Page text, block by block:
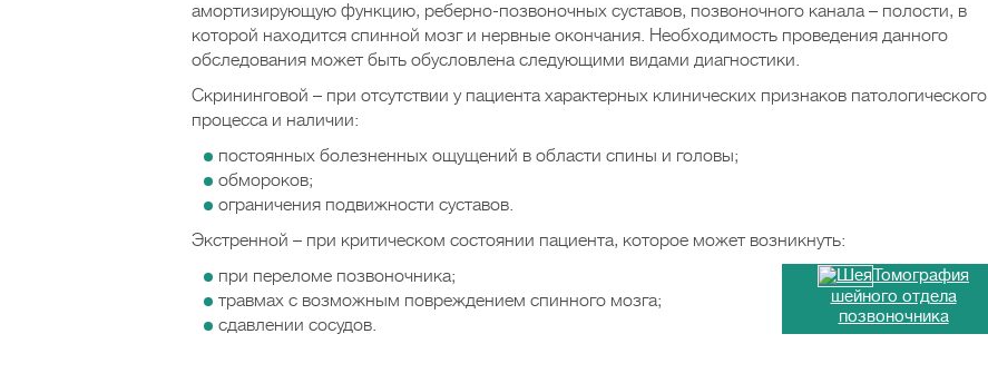
амортизирующую функцию, реберно-позвоночных суставов, позвоночного канала – полости, в
которой находится спинной мозг и нервные окончания. Необходимость проведения данного
обследования может быть обусловлена следующими видами диагностики.
Скрининговой – при отсутствии у пациента характерных клинических признаков патологического
процесса и наличии:
постоянных болезненных ощущений в области спины и головы;
обмороков;
ограничения подвижности суставов.
Экстренной – при критическом состоянии пациента, которое может возникнуть:
Томография
шейного отдела
позвоночника
при переломе позвоночника;
травмах с возможным повреждением спинного мозга;
сдавлении сосудов.